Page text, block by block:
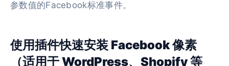
参数值的Facebook标准事件。
使用插件快速安装 Facebook 像素
（适用于 WordPress、Shopify 等